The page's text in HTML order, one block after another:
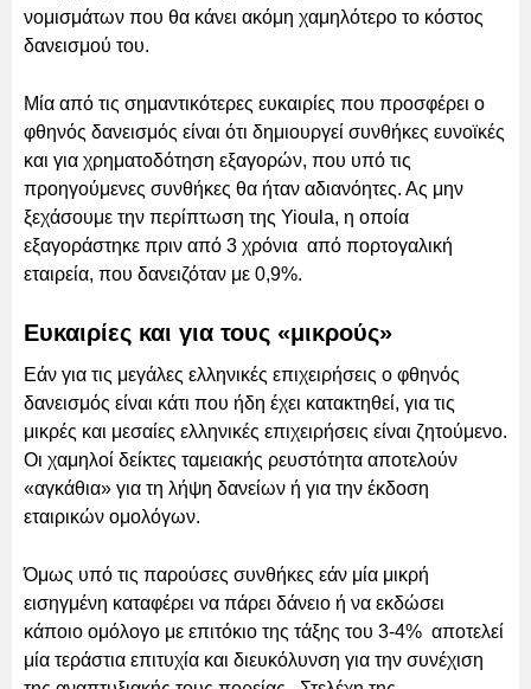
νομισμάτων που θα κάνει ακόμη χαμηλότερο το κόστος
δανεισμού του.
Μία από τις σημαντικότερες ευκαιρίες που προσφέρει ο
φθηνός δανεισμός είναι ότι δημιουργεί συνθήκες ευνοϊκές
και για χρηματοδότηση εξαγορών, που υπό τις
προηγούμενες συνθήκες θα ήταν αδιανόητες. Ας μην
ξεχάσουμε την περίπτωση της Yioula, η οποία
εξαγοράστηκε πριν από 3 χρόνια από πορτογαλική
εταιρεία, που δανειζόταν με 0,9%.
Ευκαιρίες και για τους «μικρούς»
Εάν για τις μεγάλες ελληνικές επιχειρήσεις ο φθηνός
δανεισμός είναι κάτι που ήδη έχει κατακτηθεί, για τις
μικρές και μεσαίες ελληνικές επιχειρήσεις είναι ζητούμενο.
Οι χαμηλοί δείκτες ταμειακής ρευστότητα αποτελούν
«αγκάθια» για τη λήψη δανείων ή για την έκδοση
εταιρικών ομολόγων.
Όμως υπό τις παρούσες συνθήκες εάν μία μικρή
εισηγμένη καταφέρει να πάρει δάνειο ή να εκδώσει
κάποιο ομόλογο με επιτόκιο της τάξης του 3-4% αποτελεί
μία τεράστια επιτυχία και διευκόλυνση για την συνέχιση